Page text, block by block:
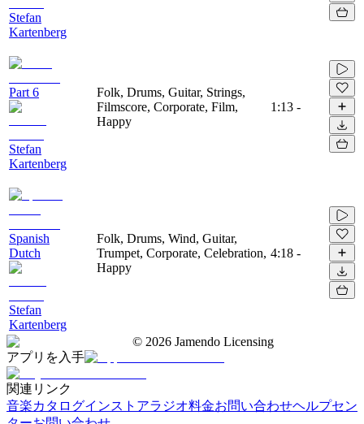
Stefan
Kartenberg
Part 6
Stefan
Kartenberg
Folk, Drums, Guitar, Strings,
Filmscore, Corporate, Film,
Happy
1:13 -
Spanish
Dutch
Stefan
Kartenberg
Folk, Drums, Wind, Guitar,
Trumpet, Corporate, Celebration,
Happy
4:18 -
© 2026 Jamendo Licensing
アプリを入手
関連リンク
音楽カタログインストアラジオ料金お問い合わせヘルプセン